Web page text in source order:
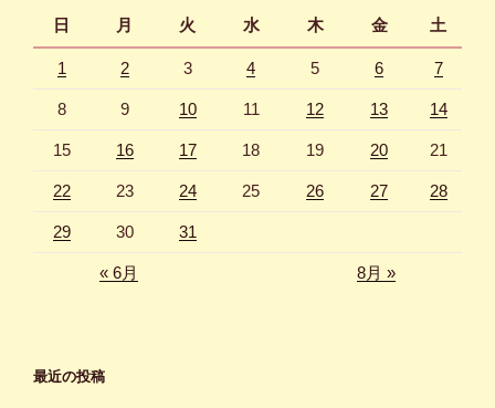
日
月 火 水 木 金 土
1 2 3 4 5 6 7
8 9 10 11 12 13 14
15 16 17 18 19 20 21
22 23 24 25 26 27 28
29 30 31
« 6月 8月 »
最近の投稿